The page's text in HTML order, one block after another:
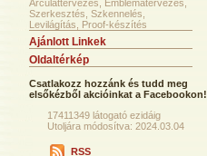
Arculattervezés, Emblématervezés,
Szerkesztés, Szkennelés,
Levilágítás, Proof-készítés
Ajánlott Linkek
Oldaltérkép
Csatlakozz hozzánk és tudd meg
elsőkézből akcióinkat a Facebookon!
17411349 látogató ezidáig
Utoljára módosítva: 2024.03.04
RSS